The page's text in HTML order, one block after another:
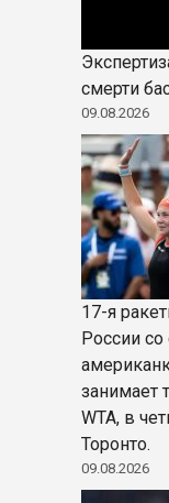
смерти
09.08.2026
17-я
России
занимает
WTA, в
Торонто.
09.08.2026